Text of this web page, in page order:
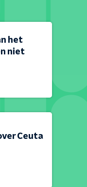
het
niet
Ceuta